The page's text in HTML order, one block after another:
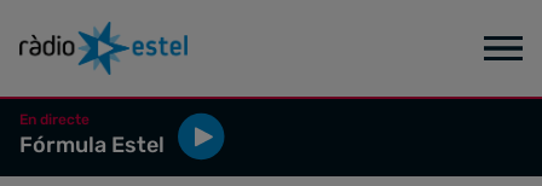
En directe
Fórmula Estel